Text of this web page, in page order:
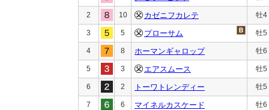
2 10 カゼニフカレテ 牡4
3 5 プローサム 牡5
4 8 ホーマンギャロップ 牡6
5 3 エアスムース 牡5
6 2 トーワトレンディー 牡5
7 6 マイネルカスケード 牡6